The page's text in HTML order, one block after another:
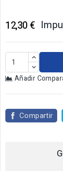
12,30 €
Añadir
Compartir